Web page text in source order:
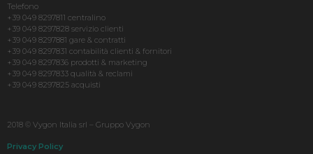
Telefono
+39 049 8297811 centralino
+39 049 8297828 servizio clienti
+39 049 8297881 gare & contratti
+39 049 8297831 contabilità clienti & fornitori
+39 049 8297836 prodotti & marketing
+39 049 8297833 qualità & reclami
+39 049 8297825 acquisti
2018 © Vygon Italia srl – Gruppo Vygon
Privacy Policy